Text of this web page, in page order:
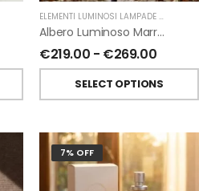
ELEMENTI LUMINOSI LAMPADE E LED
Albero Luminoso Marrone Interno-Esterno Di Fiorirà Un Giardino
€219.00 - €269.00
SELECT OPTIONS
7% OFF